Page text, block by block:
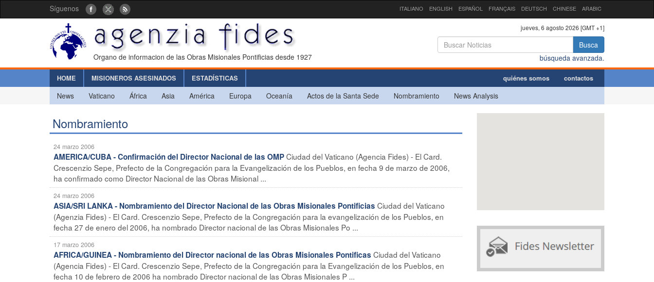
Síguenos ITALIANO ENGLISH ESPAÑOL FRANÇAIS DEUTSCH CHINESE ARABIC
Organo de informacion de las Obras Misionales Pontificias desde 1927
jueves, 6 agosto 2026 [GMT +1]
Busca
búsqueda avanzada.
HOME MISIONEROS ASESINADOS ESTADÍSTICAS quiénes somos contactos
News Vaticano África Asia América Europa Oceanía Actos de la Santa Sede Nombramiento News Analysis
Nombramiento
24 marzo 2006
AMERICA/CUBA - Confirmación del Director Nacional de las OMPCiudad del Vaticano (Agencia Fides) - El Card.
Crescenzio Sepe, Prefecto de la Congregación para la Evangelización de los Pueblos, en fecha 9 de marzo de 2006,
ha confirmado como Director Nacional de las Obras Misional ...
24 marzo 2006
ASIA/SRI LANKA - Nombramiento del Director Nacional de las Obras Misionales Pontificias Ciudad del Vaticano
(Agenzia Fides) - El Card. Crescenzio Sepe, Prefecto de la Congregación para la evangelización de los Pueblos, en
fecha 27 de enero del 2006, ha nombrado Director nacional de las Obras Misionales Po ...
17 marzo 2006
AFRICA/GUINEA - Nombramiento del Director nacional de las Obras Misionales Pontificas Ciudad del Vaticano
(Agencia Fides) - El Card. Crescenzio Sepe, Prefecto de la Congregación para la Evangelización de los Pueblos, en
fecha 10 de febrero de 2006 ha nombrado Director nacional de las Obras Misionales P ...